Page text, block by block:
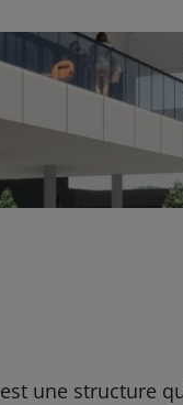
une structure